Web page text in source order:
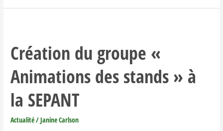
Création du groupe «
Animations des stands » à
la SEPANT
Actualité/Janine Carlson
groupe
«
Animations
stands
à